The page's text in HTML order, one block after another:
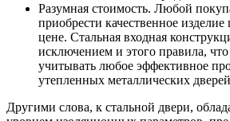
Разумная стоимость. Любой
приобрести качественное
цене. Стальная входная
исключением и этого правила,
учитывать любое эффективное
утепленных металлических
Другими слова, к стальной двери,